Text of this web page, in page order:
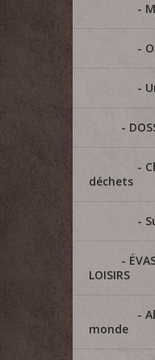
déchets
LOISIRS
monde